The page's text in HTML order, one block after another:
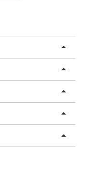
arrow_drop_up
arrow_drop_up
arrow_drop_up
arrow_drop_up
arrow_drop_up